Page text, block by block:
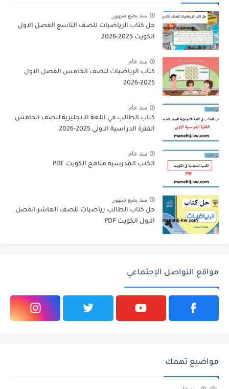
منذ بضع شهور
حل كتاب الرياضيات للصف التاسع الفصل الاول
الكويت 2025-2026
منذ عام
كتاب الرياضيات للصف الخامس الفصل الاول
2025-2026
منذ عام
كتاب الطالب في اللغة الانجليزية للصف الخامس
الفترة الدراسية الاولي 2025-2026
منذ عام
الكتب المدرسية مناهج الكويت PDF
منذ بضع شهور
حل كتاب الطالب رياضيات للصف العاشر الفصل
الاول الكويت PDF
مواقع التواصل الإجتماعي
مواضيع تهمك